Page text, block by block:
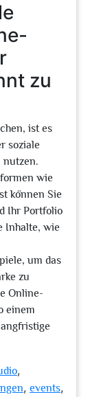
zu
ist es
soziale
nutzen.
wie
können Sie
Ihr Portfolio
Inhalte, wie
um das
zu
Online-
einem
,
, events,